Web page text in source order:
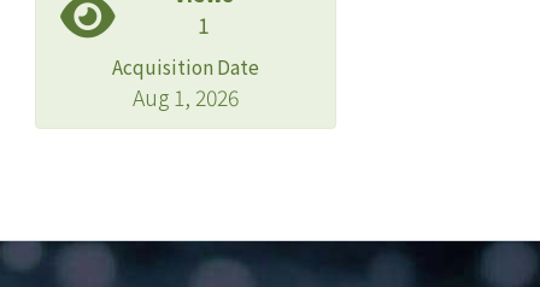
1
Acquisition Date
Aug 1, 2026